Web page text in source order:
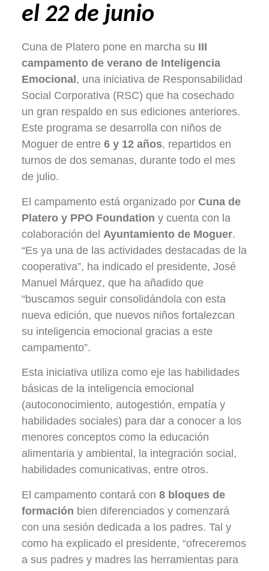
el 22 de junio
Cuna de Platero pone en marcha su III
campamento de verano de Inteligencia
Emocional , una iniciativa de Responsabilidad
Social Corporativa (RSC) que ha cosechado
un gran respaldo en sus ediciones anteriores.
Este programa se desarrolla con niños de
Moguer de entre 6 y 12 años, repartidos en
turnos de dos semanas, durante todo el mes
de julio.
El campamento está organizado por Cuna de
Platero y PPO Foundation y cuenta con la
colaboración del Ayuntamiento de Moguer.
“Es ya una de las actividades destacadas de la
cooperativa”, ha indicado el presidente, José
Manuel Márquez, que ha añadido que
“buscamos seguir consolidándola con esta
nueva edición, que nuevos niños fortalezcan
su inteligencia emocional gracias a este
campamento”.
Esta iniciativa utiliza como eje las habilidades
básicas de la inteligencia emocional
(autoconocimiento, autogestión, empatía y
habilidades sociales) para dar a conocer a los
menores conceptos como la educación
alimentaria y ambiental, la integración social,
habilidades comunicativas, entre otros.
El campamento contará con 8 bloques de
formación bien diferenciados y comenzará
con una sesión dedicada a los padres. Tal y
como ha explicado el presidente, “ofreceremos
a sus padres y madres las herramientas para